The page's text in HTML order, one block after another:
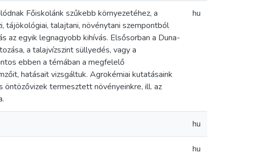
Főiskolánk szűkebb környezetéhez, a
tájökológiai, talajtani, növénytani szempontból
az egyik legnagyobb kihívás. Elsősorban a Duna-
a talajvízszint süllyedés, vagy a
ebben a témában a megfelelő
hatásait vizsgáltuk. Agrokémiai kutatásaink
öntözővizek termesztett növényeinkre, ill. az
hu
hu
hu